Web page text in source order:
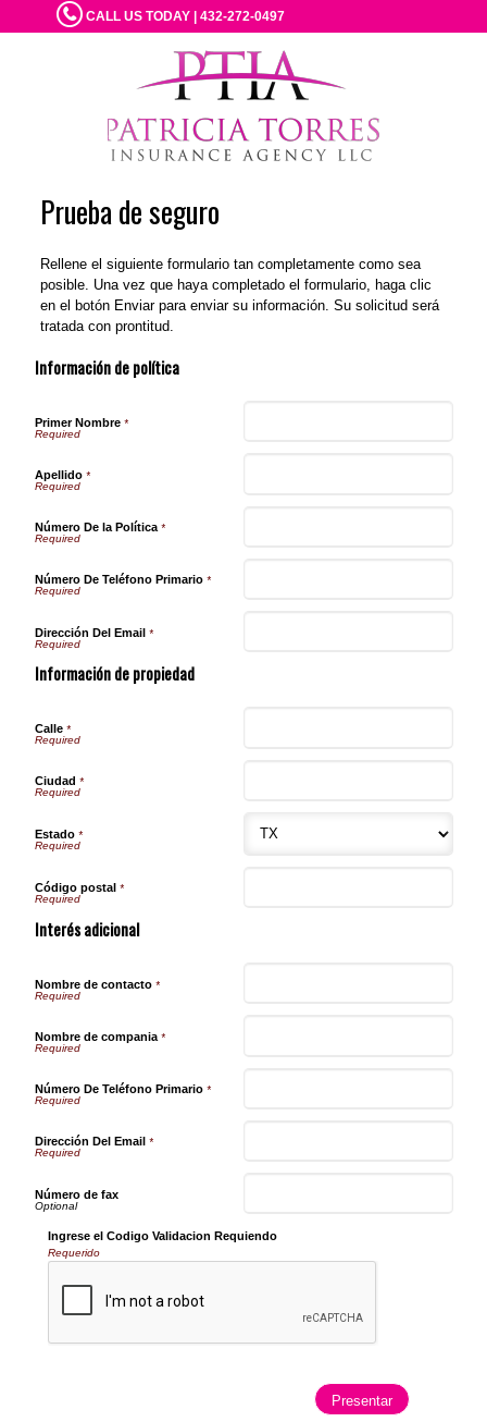
CALL US TODAY | 432-272-0497
Prueba de seguro
Rellene el siguiente formulario tan completamente como sea
posible. Una vez que haya completado el formulario, haga clic
en el botón Enviar para enviar su información. Su solicitud será
tratada con prontitud.
Información de política
Primer Nombre *
Apellido*
Número De la Política*
Número De Teléfono Primario*
Dirección Del Email *
Información de propiedad
Calle*
Ciudad *
Estado*
Código postal *
Interés adicional
Nombre de contacto*
Nombre de compania*
Número De Teléfono Primario*
Dirección Del Email *
Número de fax
Ingrese el Codigo Validacion Requiendo
Requerido